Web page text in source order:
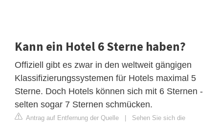
Kann ein Hotel 6 Sterne haben?
Offiziell gibt es zwar in den weltweit gängigen
Klassifizierungssystemen für Hotels maximal 5
Sterne. Doch Hotels können sich mit 6 Sternen -
selten sogar 7 Sternen schmücken.
Antrag auf Entfernung der Quelle | Sehen Sie sich die